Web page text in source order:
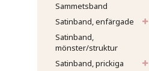
Sammetsband
Satinband, enfärgade
Satinband,
mönster/struktur
Satinband, prickiga